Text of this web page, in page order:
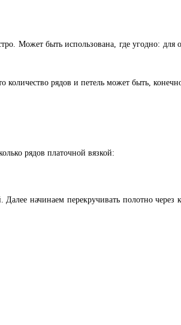
Может быть использована, где угодно:
количество рядов и петель может быть,
рядов платочной вязкой:
начинаем перекручивать полотно через